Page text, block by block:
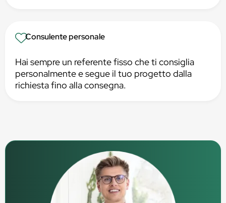
Consulente personale
Hai sempre un referente fisso che ti consiglia
personalmente e segue il tuo progetto dalla
richiesta fino alla consegna.